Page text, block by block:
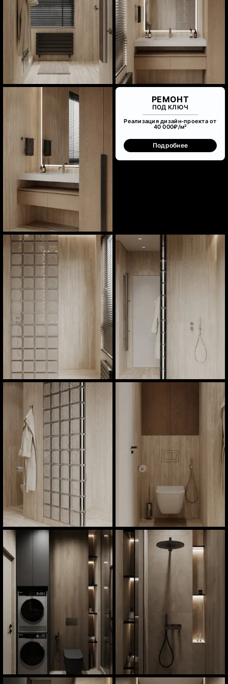
РЕМОНТ
ПОД КЛЮЧ
Реализация дизайн-проекта от
40 000₽/м²
Подробнее